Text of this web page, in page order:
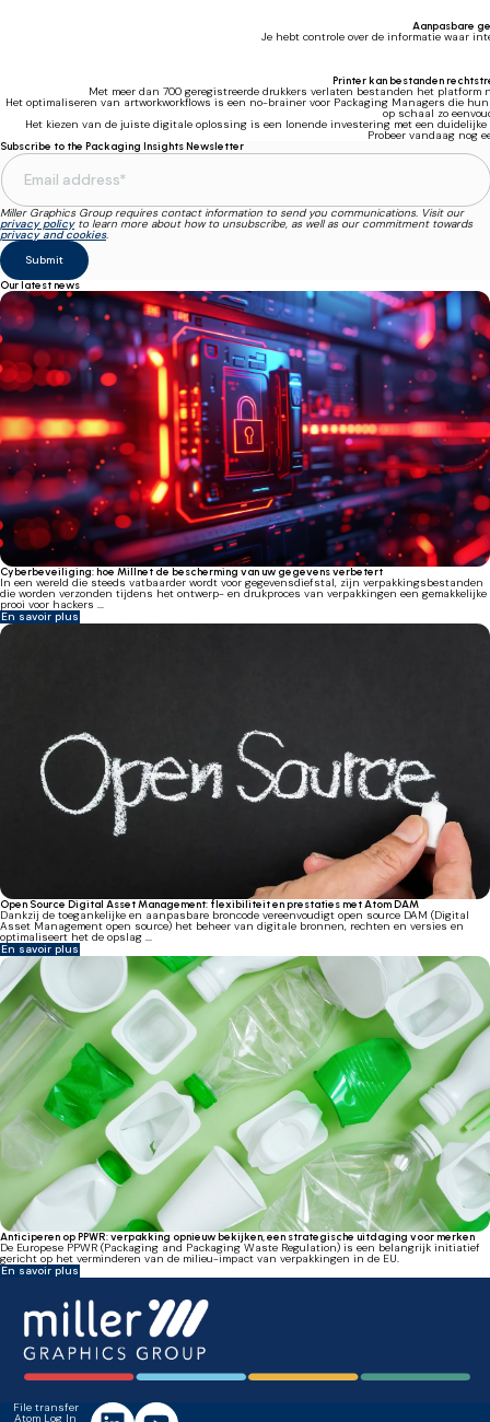
Aanpasbare
Je hebt controle over de informatie waar
Printer kan bestanden
Met meer dan 700 geregistreerde drukkers verlaten bestanden het
Het optimaliseren van artworkworkflows is een no-brainer voor Packaging Managers die
op schaal zo
Het kiezen van de juiste digitale oplossing is een lonende investering met een
Probeer vandaag nog
Subscribe to the Packaging Insights Newsletter
Miller Graphics Group requires contact information to send you communications. Visit our
privacy policyto learn more about how to unsubscribe, as well as our commitment towards
privacy and cookies.
Our latest news
Cyberbeveiliging: hoe Millnet de bescherming van uw gegevens verbetert
In een wereld die steeds vatbaarder wordt voor gegevensdiefstal, zijn verpakkingsbestanden
die worden verzonden tijdens het ontwerp- en drukproces van verpakkingen een gemakkelijke
prooi voor hackers ...
En savoir plus
Open Source Digital Asset Management: flexibiliteit en prestaties met Atom DAM
Dankzij de toegankelijke en aanpasbare broncode vereenvoudigt open source DAM (Digital
Asset Management open source) het beheer van digitale bronnen, rechten en versies en
optimaliseert het de opslag ...
En savoir plus
Anticiperen op PPWR: verpakking opnieuw bekijken, een strategische uitdaging voor merken
De Europese PPWR (Packaging and Packaging Waste Regulation) is een belangrijk initiatief
gericht op het verminderen van de milieu-impact van verpakkingen in de EU.
En savoir plus
File transfer
Atom Log In